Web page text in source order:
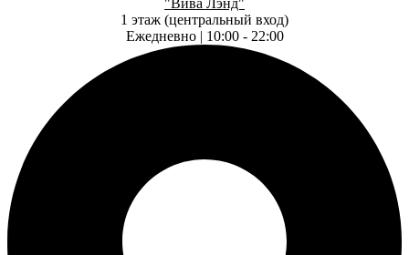
"Вива Лэнд"
1 этаж (центральный вход)
Ежедневно | 10:00 - 22:00